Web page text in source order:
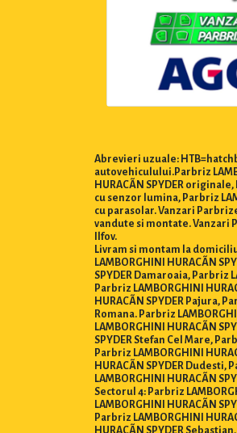
Abrevieri uzuale:
autovehiculului.Parbriz
HURACÃN SPYDER
cu senzor lumina, Parbriz
cu parasolar. Vanzari
vandute si montate. Vanzari
Ilfov.
Livram si montam la
LAMBORGHINI HURACÃN
SPYDER Damaroaia, Parbriz
Parbriz LAMBORGHINI
HURACÃN SPYDER Pajura,
Romana. Parbriz
LAMBORGHINI HURACÃN
SPYDER Stefan Cel Mare,
Parbriz LAMBORGHINI
HURACÃN SPYDER Dudesti,
LAMBORGHINI HURACÃN
Sectorul 4: Parbriz
LAMBORGHINI HURACÃN
Parbriz LAMBORGHINI